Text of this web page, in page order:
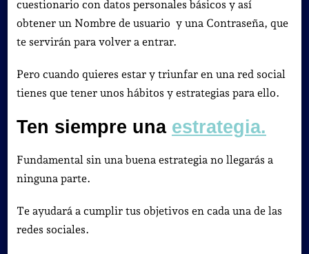
cuestionario con datos personales básicos y así
obtener un Nombre de usuario y una Contraseña, que
te servirán para volver a entrar.
Pero cuando quieres estar y triunfar en una red social
tienes que tener unos hábitos y estrategias para ello.
Ten siempre una estrategia.
Fundamental sin una buena estrategia no llegarás a
ninguna parte.
Te ayudará a cumplir tus objetivos en cada una de las
redes sociales.